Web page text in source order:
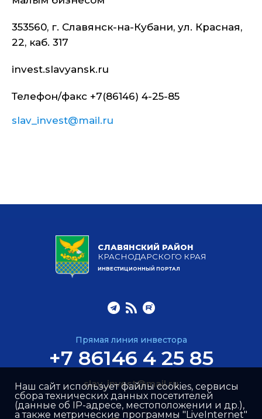
353560, г. Славянск-на-Кубани, ул. Красная,
22, каб. 317
invest.slavyansk.ru
Телефон/факс +7(86146) 4-25-85
slav_invest@mail.ru
СЛАВЯНСКИЙ РАЙОН
КРАСНОДАРСКОГО КРАЯ
ИНВЕСТИЦИОННЫЙ ПОРТАЛ
Прямая линия инвестора
+7 86146 4 25 85
slav_invest@mail.ru
Наш сайт использует файлы cookies, сервисы
сбора технических данных посетителей
(данные об IP-адресе, местоположении и др.),
а также метрические программы "LiveInternet"